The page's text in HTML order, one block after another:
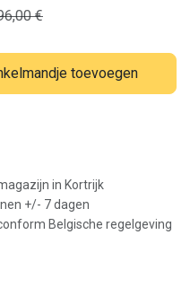
€
toevoegen
in Kortrijk
+/- 7 dagen
Belgische regelgeving